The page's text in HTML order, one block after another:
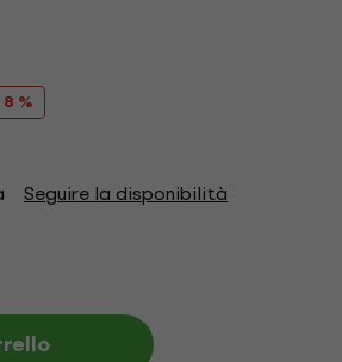
%
Seguire la disponibilità